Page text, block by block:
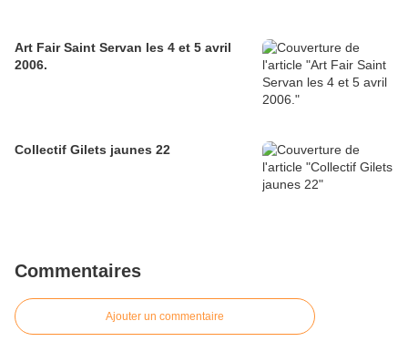
Art Fair Saint Servan les 4 et 5 avril
2006.
Collectif Gilets jaunes 22
Commentaires
Ajouter un commentaire